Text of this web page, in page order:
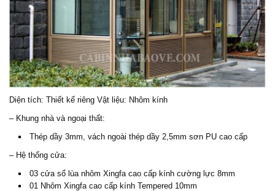
Diện tích: Thiết kế riêng Vật liệu: Nhôm kính
– Khung nhà và ngoại thất:
Thép dầy 3mm, vách ngoài thép dầy 2,5mm sơn PU cao cấp
– Hệ thống cửa:
03 cửa sổ lùa nhôm Xingfa cao cấp kính cường lực 8mm
01 Nhôm Xingfa cao cấp kính Tempered 10mm